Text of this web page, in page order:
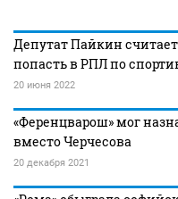
Депутат Пайкин
попасть в РПЛ по
20 июня 2022
«Ференцварош» мог
вместо Черчесова
20 декабря 2021